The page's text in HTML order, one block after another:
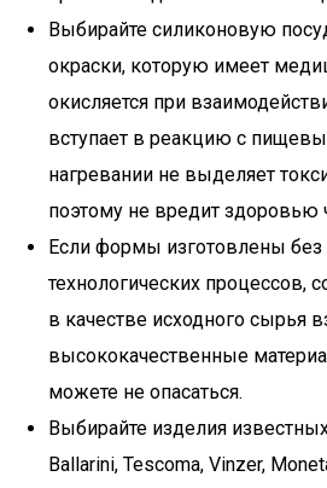
Выбирайте силиконовую
окраски, которую имеет
окисляется при
вступает в реакцию с
нагревании не выделяет
поэтому не вредит здоровью
Если формы изготовлены
технологических процессов,
в качестве исходного сырья
высококачественные
можете не опасаться.
Выбирайте изделия
Ballarini, Tescoma, Vinzer,